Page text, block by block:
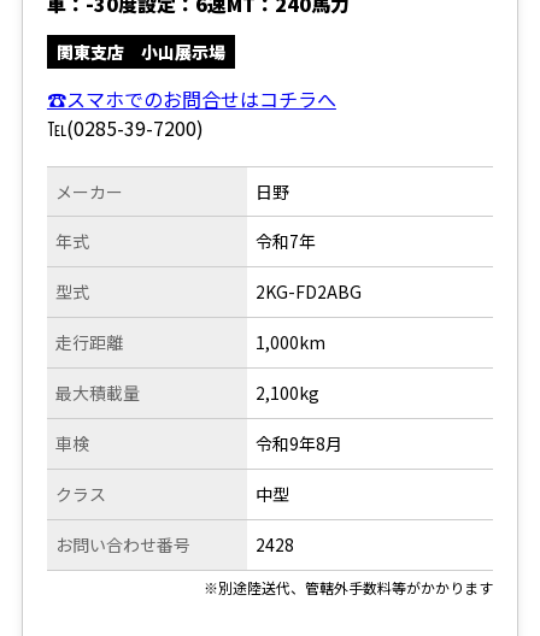
関東支店 小山展示場
☎スマホでのお問合せはコチラへ
℡(0285-39-7200)
メーカー
年式
型式
走行距離
日野
令和7年
2KG-FD2ABG
1,000km
最大積載量
車検
クラス
お問い合わせ番号
2,100kg
令和9年8月
中型
2428
※別途陸送代、管轄外手数料等がかかります